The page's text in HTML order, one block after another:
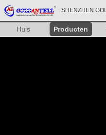
SHENZHEN
Huis Producten